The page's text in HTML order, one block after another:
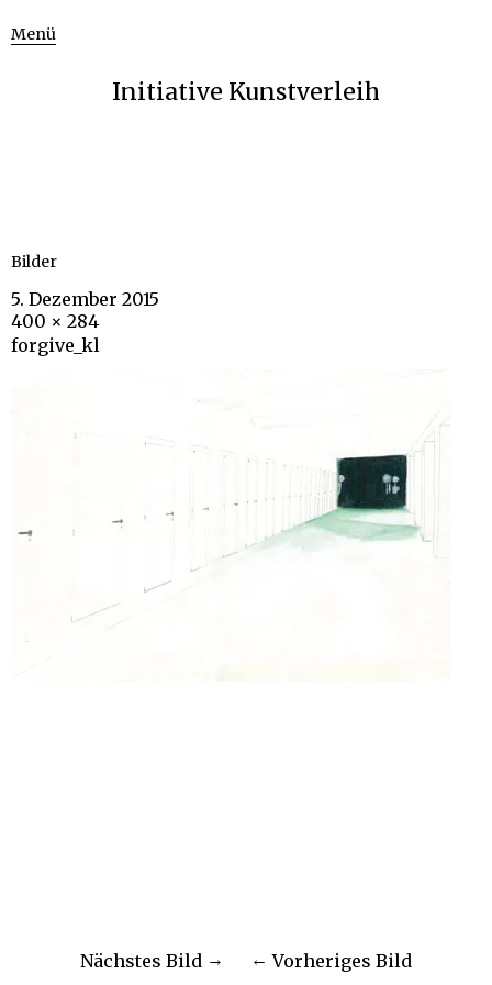
Menü
Initiative Kunstverleih
Bilder
5. Dezember 2015
400 × 284
forgive_kl
Nächstes Bild Vorheriges Bild